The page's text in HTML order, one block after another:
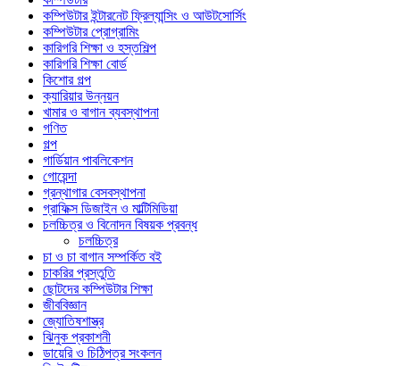
কম্পিউটার ইন্টারনেট ফ্রিল্যান্সিং ও আউটসোর্সিং
কম্পিউটার প্রোগ্রামিং
কারিগরি শিক্ষা ও হস্তশিল্প
কারিগরি শিক্ষা বোর্ড
কিশোর গল্প
ক্যারিয়ার উন্নয়ন
খামার ও বাগান ব্যবস্থাপনা
গণিত
গল্প
গার্ডিয়ান পাবলিকেশন
গোয়েন্দা
গ্রন্থাগার বেসবস্থাপনা
গ্রাফিক্স ডিজাইন ও মাল্টিমিডিয়া
চলচ্চিত্র ও বিনোদন বিষয়ক প্রবন্ধ
চলচ্চিত্র
চা ও চা বাগান সম্পর্কিত বই
চাকরির প্রস্তুতি
ছোটদের কম্পিউটার শিক্ষা
জীববিজ্ঞান
জ্যোতিষশাস্ত্র
ঝিনুক প্রকাশনী
ডায়েরি ও চিঠিপত্র সংকলন